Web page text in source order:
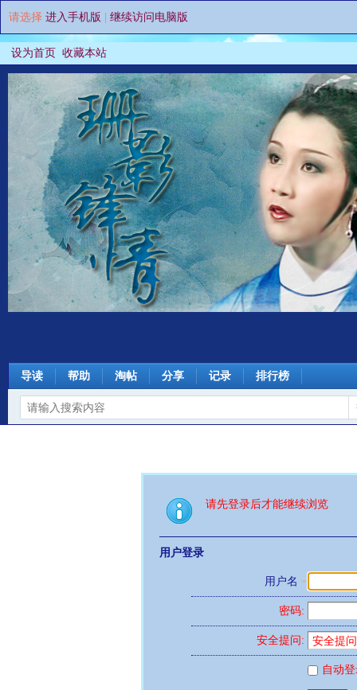
请选择 进入手机版 继续访问电脑版
设为首页 收藏本站
导读 帮助 淘帖 分享 记录 排行榜
请先登录后才能继续浏览
用户登录
用户名
密码:
安全提问:
自动